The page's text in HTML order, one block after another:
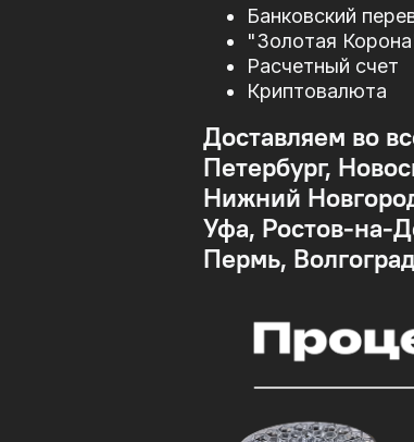
Банковский
"Золотая
Расчетный счет
Криптовалюта
Доставляем во
Петербург,
Нижний
Уфа, Ростов-на-
Пермь,